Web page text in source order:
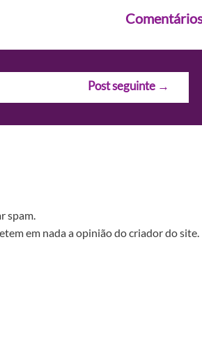
Post seguinte →
spam.
em nada a opinião do criador do site.